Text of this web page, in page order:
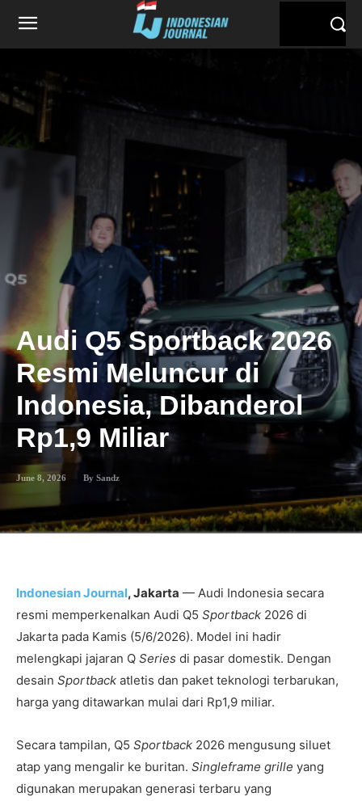
Audi Q5 Sportback 2026
Resmi Meluncur di
Indonesia, Dibanderol
Rp1,9 Miliar
June 8, 2026 By Sandz
Indonesian Journal, Jakarta — Audi Indonesia secara
resmi memperkenalkan Audi Q5 Sportback 2026 di
Jakarta pada Kamis (5/6/2026). Model ini hadir
melengkapi jajaran Q Series di pasar domestik. Dengan
desain Sportback atletis dan paket teknologi terbarukan,
harga yang ditawarkan mulai dari Rp1,9 miliar.
Secara tampilan, Q5 Sportback 2026 mengusung siluet
atap yang mengalir ke buritan. Singleframe grille yang
digunakan merupakan generasi terbaru yang